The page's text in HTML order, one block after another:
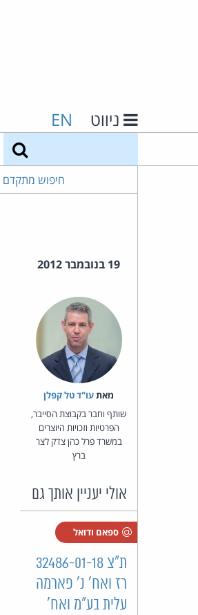
ניווט EN
חיפוש מתקדם
19 בנובמבר 2012
מאת‏עו"ד טל קפלן
שותף וחבר בקבוצת הסייבר,
הפרטיות וזכויות היוצרים
במשרד פרל כהן צדק לצר
ברץ
אולי יעניין אותך גם
ספאם ודואל
ת"צ 32486-01-18
רז ואח' נ' פארמה
עלית בע"מ ואח'